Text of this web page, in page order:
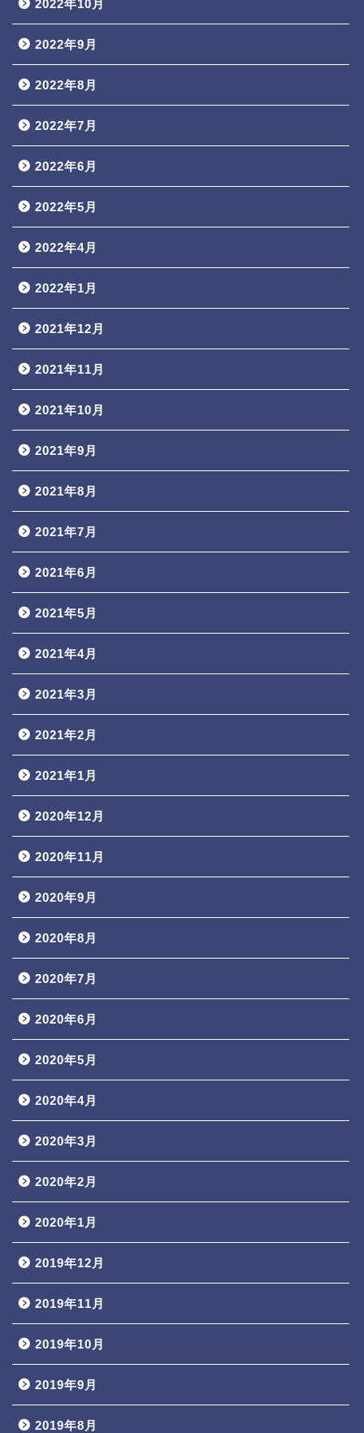
2022年10月
2022年9月
2022年8月
2022年7月
2022年6月
2022年5月
2022年4月
2022年1月
2021年12月
2021年11月
2021年10月
2021年9月
2021年8月
2021年7月
2021年6月
2021年5月
2021年4月
2021年3月
2021年2月
2021年1月
2020年12月
2020年11月
2020年9月
2020年8月
2020年7月
2020年6月
2020年5月
2020年4月
2020年3月
2020年2月
2020年1月
2019年12月
2019年11月
2019年10月
2019年9月
2019年8月